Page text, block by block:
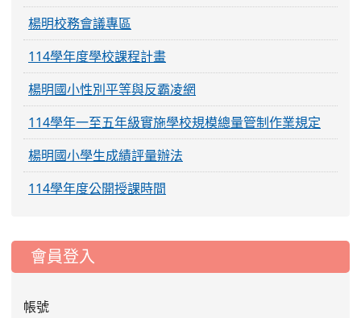
楊明校務會議專區
114學年度學校課程計畫
楊明國小性別平等與反霸凌網
114學年一至五年級實施學校規模總量管制作業規定
楊明國小學生成績評量辦法
114學年度公開授課時間
::: 會員登入
帳號